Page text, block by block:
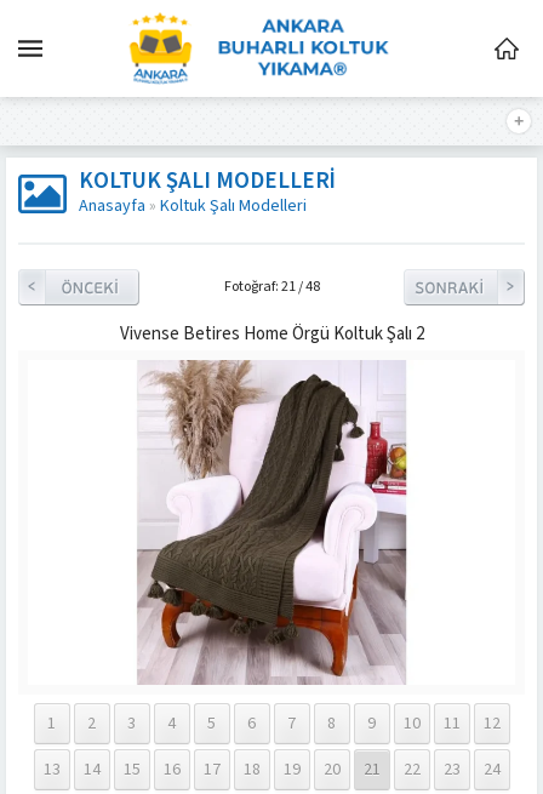
KOLTUK ŞALI MODELLERI
Anasayfa » Koltuk Şalı Modelleri
Fotoğraf: 21 / 48
Vivense Betires Home Örgü Koltuk Şalı 2
1 2 3 4 5 6 7 8 9 10 11
12
13
14 15 16 17 18 19 20 21 22 23
24